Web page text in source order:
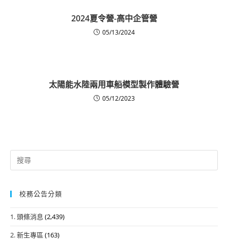
2024夏令營-高中企管營
05/13/2024
太陽能水陸兩用車船模型製作體驗營
05/12/2023
Search
for:
校務公告分類
1. 頭條消息 (2,439)
2. 新生專區 (163)